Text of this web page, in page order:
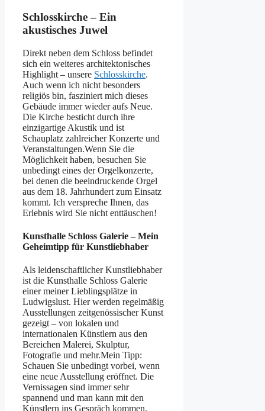
Schlosskirche – Ein
akustisches Juwel
Direkt neben dem Schloss befindet
sich ein weiteres architektonisches
Highlight – unsere Schlosskirche.
Auch wenn ich nicht besonders
religiös bin, fasziniert mich dieses
Gebäude immer wieder aufs Neue.
Die Kirche besticht durch ihre
einzigartige Akustik und ist
Schauplatz zahlreicher Konzerte und
Veranstaltungen.Wenn Sie die
Möglichkeit haben, besuchen Sie
unbedingt eines der Orgelkonzerte,
bei denen die beeindruckende Orgel
aus dem 18. Jahrhundert zum Einsatz
kommt. Ich verspreche Ihnen, das
Erlebnis wird Sie nicht enttäuschen!
Kunsthalle Schloss Galerie – Mein
Geheimtipp für Kunstliebhaber
Als leidenschaftlicher Kunstliebhaber
ist die Kunsthalle Schloss Galerie
einer meiner Lieblingsplätze in
Ludwigslust. Hier werden regelmäßig
Ausstellungen zeitgenössischer Kunst
gezeigt – von lokalen und
internationalen Künstlern aus den
Bereichen Malerei, Skulptur,
Fotografie und mehr.Mein Tipp:
Schauen Sie unbedingt vorbei, wenn
eine neue Ausstellung eröffnet. Die
Vernissagen sind immer sehr
spannend und man kann mit den
Künstlern ins Gespräch kommen.